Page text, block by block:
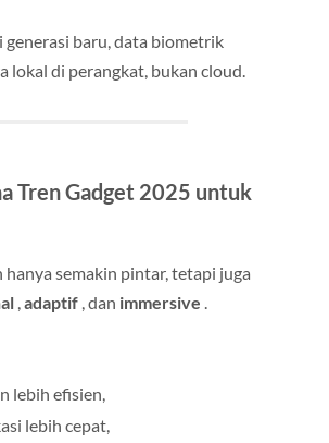
generasi baru, data biometrik
lokal di perangkat, bukan cloud.
Tren Gadget 2025 untuk
hanya semakin pintar, tetapi juga
,adaptif , dan immersive .
lebih efisien,
lebih cepat,